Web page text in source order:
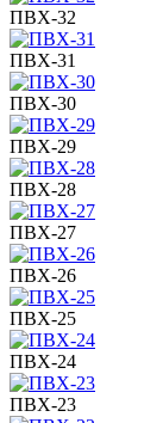
ПВХ-32
ПВХ-31
ПВХ-30
ПВХ-29
ПВХ-28
ПВХ-27
ПВХ-26
ПВХ-25
ПВХ-24
ПВХ-23